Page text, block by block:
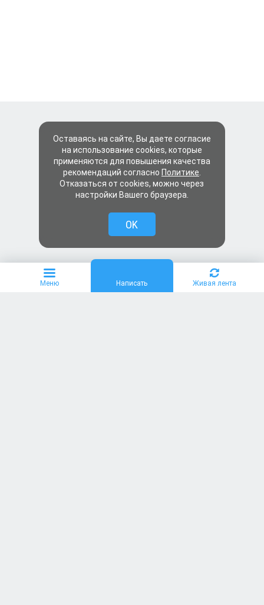
Меню Написать Живая лента
Оставаясь на сайте, Вы даете согласие
на использование cookies, которые
применяются для повышения качества
рекомендаций согласно Политике
Отказаться от cookies, можно через
настройки Вашего браузера.
OK